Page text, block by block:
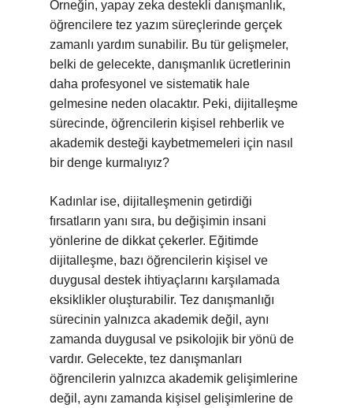
Örneğin, yapay zeka destekli danışmanlık,
öğrencilere tez yazım süreçlerinde gerçek
zamanlı yardım sunabilir. Bu tür gelişmeler,
belki de gelecekte, danışmanlık ücretlerinin
daha profesyonel ve sistematik hale
gelmesine neden olacaktır. Peki, dijitalleşme
sürecinde, öğrencilerin kişisel rehberlik ve
akademik desteği kaybetmemeleri için nasıl
bir denge kurmalıyız?
Kadınlar ise, dijitalleşmenin getirdiği
fırsatların yanı sıra, bu değişimin insani
yönlerine de dikkat çekerler. Eğitimde
dijitalleşme, bazı öğrencilerin kişisel ve
duygusal destek ihtiyaçlarını karşılamada
eksiklikler oluşturabilir. Tez danışmanlığı
sürecinin yalnızca akademik değil, aynı
zamanda duygusal ve psikolojik bir yönü de
vardır. Gelecekte, tez danışmanları
öğrencilerin yalnızca akademik gelişimlerine
değil, aynı zamanda kişisel gelişimlerine de